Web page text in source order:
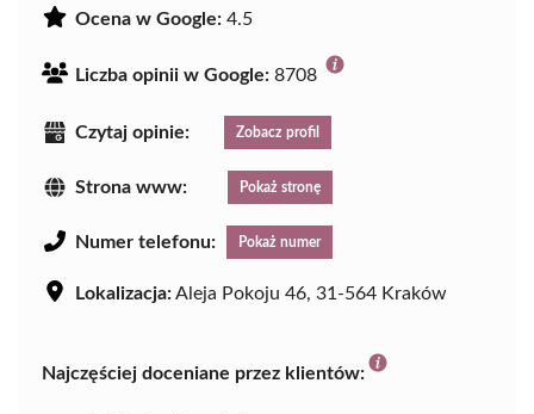
Ocena w Google: 4.5
Liczba opinii w Google: 8708
Czytaj opinie: Zobacz profil
Strona www: Pokaż stronę
Numer telefonu: Pokaż numer
Lokalizacja:Aleja Pokoju 46, 31-564 Kraków
Najczęściej doceniane przez klientów: